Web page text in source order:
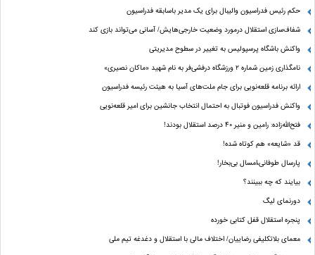
حکم رئیس فدراسیون والیبال برای یک مدیر باسابقه فدراسیون
شفاف‌سازی استقلال درمورد وضعیت خارجی‌هایش/ آسانی می‌تواند بازی کند
واکنش باشگاه پرسپولیس به تغییر در سطوح مدیریتی
نامگذاری زمین شماره ۲ ورزشگاه درفشی‌فر به نام شهید «ماکان نصیری»
ارائه برنامه‌ قلعه‌نویی برای جام ملت‌های آسیا به هیئت رئیسه فدراسیون
واکنش فدراسیون فوتبال به احتمال انتخاب جانشین برای امیر قلعه‌نویی
فتح‌الله‌زاده: رامین و منیر 40 درصد استقلال بودند!
قد «شایعه» هم کوتاه شده!
پارسال طوفانی،امسال بی‌بخار!
بیایند که چه ببینند؟
دورنمای لیگ
پنجره‌ استقلال قفل کتابی خورده
معمای بلاتکلیفی رضاییان/ اختلاف مالی با استقلال و دغدغه تیم ملی